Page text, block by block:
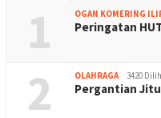
1 OGAN KOMERING
Peringatan
2 OLAHRAGA 3420
Pergantian